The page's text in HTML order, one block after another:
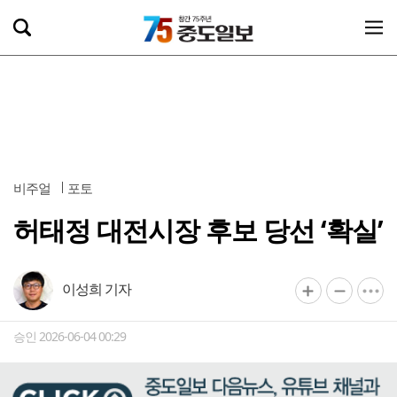
비주얼 포토
허태정 대전시장 후보 당선 ‘확실’
이성희 기자
승인 2026-06-04 00:29